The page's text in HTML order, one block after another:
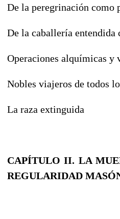
De la peregrinación como
De la caballería entendida
Operaciones alquímicas
Nobles viajeros de todos
La raza extinguida
CAPÍTULO II. LA
REGULARIDAD